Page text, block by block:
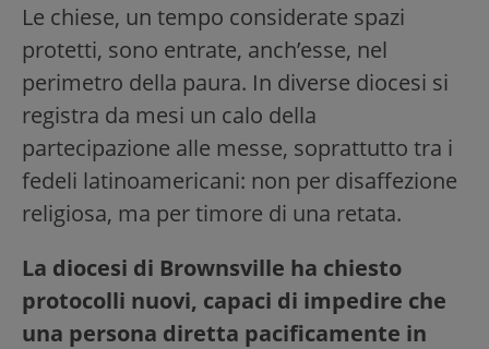
Le chiese, un tempo considerate spazi
protetti, sono entrate, anch’esse, nel
perimetro della paura. In diverse diocesi si
registra da mesi un calo della
partecipazione alle messe, soprattutto tra i
fedeli latinoamericani: non per disaffezione
religiosa, ma per timore di una retata.
La diocesi di Brownsville ha chiesto
protocolli nuovi, capaci di impedire che
una persona diretta pacificamente in